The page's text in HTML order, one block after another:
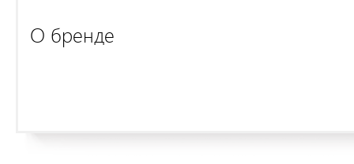
О бренде